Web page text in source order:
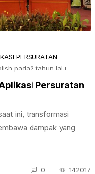
PERSURATAN
pada2 tahun lalu
Persuratan
ini, transformasi
dampak yang
0 142017